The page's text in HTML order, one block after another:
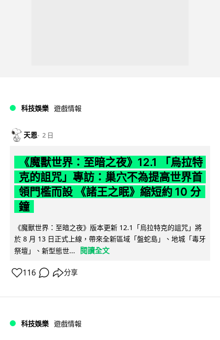
科技娛樂 遊戲情報
天恩 2 日
《魔獸世界：至暗之夜》12.1 「烏拉特
克的詛咒」專訪：巢穴不為提高世界首
領門檻而設 《諸王之眠》縮短約 10 分
鐘
《魔獸世界：至暗之夜》版本更新 12.1「烏拉特克的詛咒」將
於 8 月 13 日正式上線，帶來全新區域「盤蛇島」、地城「毒牙
祭壇」、新型態世...
閱讀全文
116 分享
科技娛樂 遊戲情報